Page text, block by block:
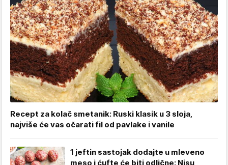
Recept za kolač smetanik: Ruski klasik u 3 sloja,
najviše će vas očarati fil od pavlake i vanile
1 jeftin sastojak dodajte u mleveno
meso i ćufte će biti odlične: Nisu